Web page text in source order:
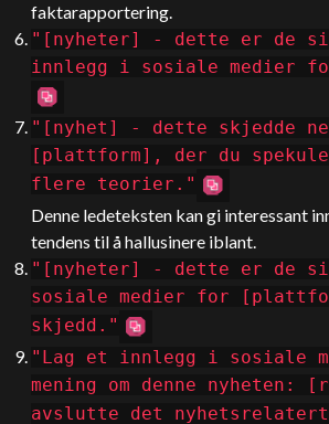
faktarapportering.
"[nyheter] - dette er de
innlegg i sosiale medier
"[nyhet] - dette skjedde
[plattform], der du
flere teorier."
Denne ledeteksten kan gi interessant
tendens til å hallusinere iblant.
"[nyheter] - dette er de
sosiale medier for
skjedd."
"Lag et innlegg i sosiale
mening om denne nyheten:
avslutte det